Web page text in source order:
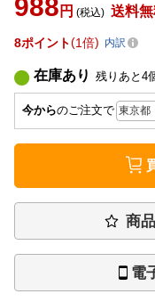
988 円 (税込) 送料
8ポイント 1倍 内訳
在庫あり 残りあと 4
今からのご注文で
商
電